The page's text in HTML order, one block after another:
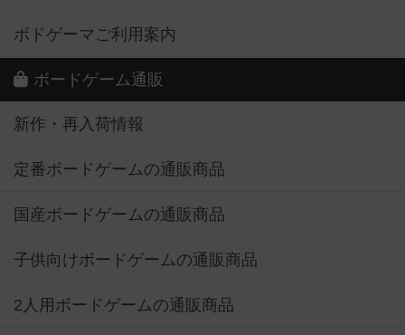
ボドゲーマご利用案内
ボードゲーム通販
新作・再入荷情報
定番ボードゲームの通販商品
国産ボードゲームの通販商品
子供向けボードゲームの通販商品
2人用ボードゲームの通販商品